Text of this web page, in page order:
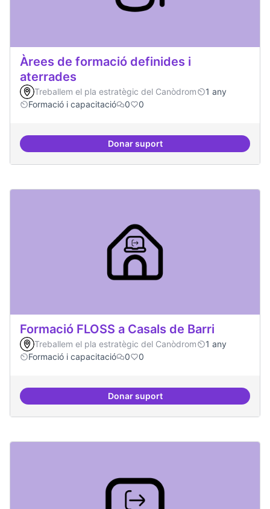
Àrees de formació definides i
aterrades
Treballem el pla estratègic del Canòdrom
1 any
Formació i capacitació
0 0
Donar suportÀrees de formació definides i
Formació FLOSS a Casals de Barri
Treballem el pla estratègic del Canòdrom
1 any
Formació i capacitació
0 0
Donar suportFormació FLOSS a Casals de